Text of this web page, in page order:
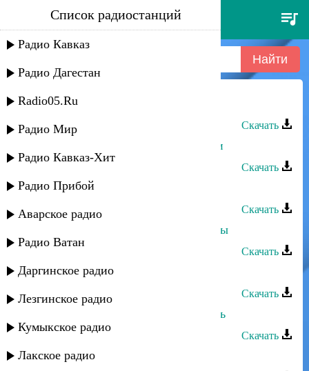
эльмира аминова - жажда
любви
Список радиостанций
Радио Кавказ
Радио Дагестан
Radio05.Ru
Радио Мир
Радио Кавказ-Хит
Радио Прибой
Аварское радио
Радио Ватан
Даргинское радио
Лезгинское радио
Кумыкское радио
Лакское радио
Эльмира Аминова - Жажда любви
Скачать
Эльмира Аминова - Песня о любви
Скачать
Эльмира Аминова - Слова любви
Скачать
Эльмира Аминова - Любви капризы
Скачать
Эльмира Аминова - Во сне
Скачать
Эльмира Аминова - Подари любовь
Скачать
Эльмира Аминова - Помоги